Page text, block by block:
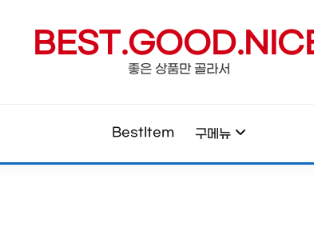
좋은 상품만 골라서
BestItem 구메뉴